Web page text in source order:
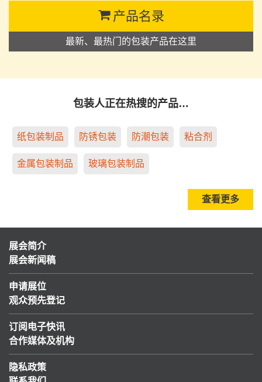
产品名录
最新、最热门的包装产品在这里
包装人正在热搜的产品…
纸包装制品 防锈包装 防潮包装 粘合剂
金属包装制品 玻璃包装制品
查看更多
展会简介
展会新闻稿
申请展位
观众预先登记
订阅电子快讯
合作媒体及机构
隐私政策